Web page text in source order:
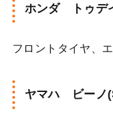
ホンダ トゥデ
フロントタイヤ、
ヤマハ ビーノ